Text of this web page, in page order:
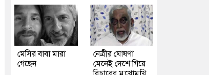
মেসির বাবা মারা
গেছেন
নেত্রীর ঘোষণা
মেনেই দেশে গিয়ে